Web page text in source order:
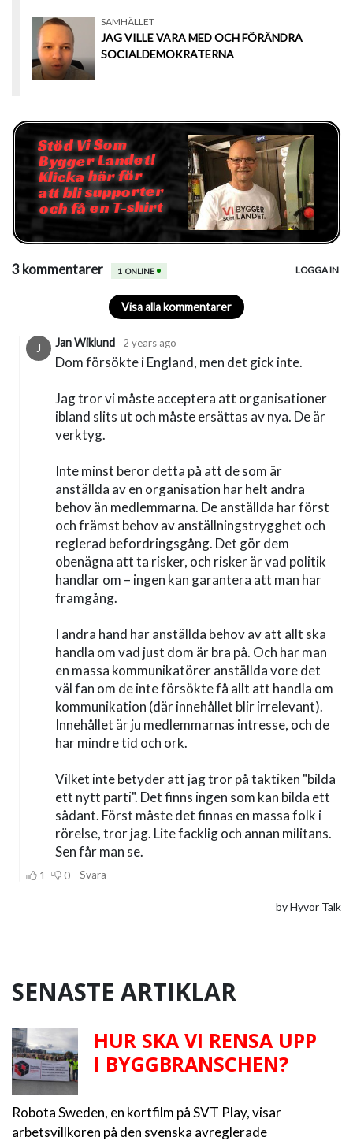
SAMHÄLLET
JAG VILLE VARA MED OCH FÖRÄNDRA
SOCIALDEMOKRATERNA
Stöd Vi Som
Bygger Landet!
Klicka här för
att bli supporter
och få en T-shirt
SENASTE ARTIKLAR
HUR SKA VI RENSA UPP
I BYGGBRANSCHEN?
Robota Sweden, en kortfilm på SVT Play, visar
arbetsvillkoren på den svenska avreglerade